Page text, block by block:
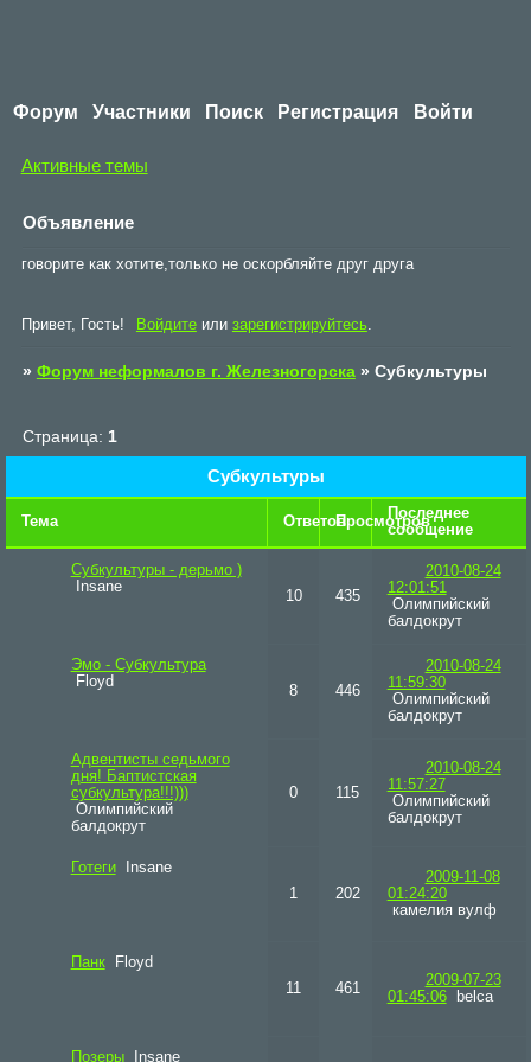
Форум Участники Поиск Регистрация Войти
Активные темы
Объявление
говорите как хотите,только не оскорбляйте друг друга
Привет, Гость! Войдитеили зарегистрируйтесь.
» Форум неформалов г. Железногорска » Субкультуры
Субкультуры
Страница: 1
Тема ОтветовПросмотровПоследнее
сообщение
Субкультуры - дерьмо )
Insane
10 435
2010-08-24
12:01:51
Олимпийский
балдокрут
Эмо - Субкультура
Floyd
8 446
2010-08-24
11:59:30
Олимпийский
балдокрут
Адвентисты седьмого
дня! Баптистская
субкультура!!!)))
Олимпийский
балдокрут
0 115
2010-08-24
11:57:27
Олимпийский
балдокрут
Готеги
Insane
1
202
2009-11-08
01:24:20
камелия вулф
Панк
Floyd
11
461
2009-07-23
01:45:06
belca
Позеры Insane